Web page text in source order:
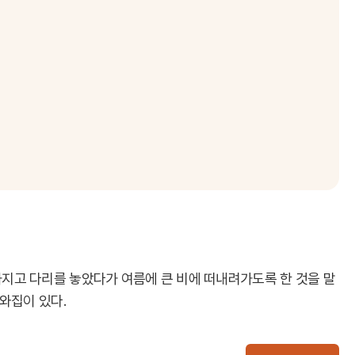
고 다리를 놓았다가 여름에 큰 비에 떠내려가도록 한 것을 말
집이 있다.